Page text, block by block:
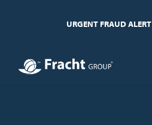
URGENT FRAUD ALERT